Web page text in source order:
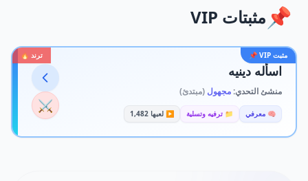
📌 مثبتات VIP
مثبت VIP 📌 ترند 🔥
اسأله دينيه
منشئ التحدي:مجهول (مبتدئ)
🧠 معرفي 📁 ترفيه وتسلية ▶️ لعبها 1,482 ⚔️